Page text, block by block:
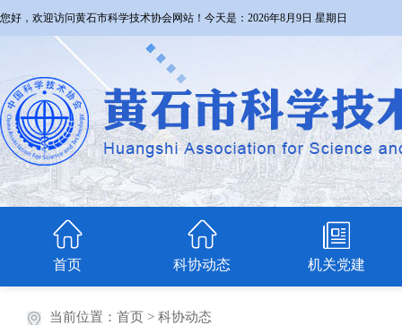
您好，欢迎访问黄石市科学技术协会网站！今天是： 2026年8月9日 星期日
首页 科协动态 机关党建
当前位置： 首页 > 科协动态